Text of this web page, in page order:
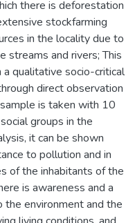
there is deforestation
stockfarming
in the locality due to
streams and rivers; This
qualitative socio-critical
direct observation
is taken with 10
groups in the
it can be shown
to pollution and in
of the inhabitants of the
is awareness and a
environment and the